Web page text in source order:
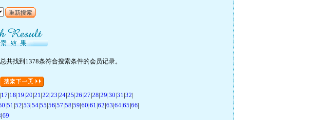
重新搜索
共找到1378条符合搜索条件的会员记录。
|17|18|19|20|21 |22|23|24|25|26|27|28|29|30|31 |32|
|51 |52|53|54|55|56|57|58|59|60|61 |62|63|64|65|66|
|69|